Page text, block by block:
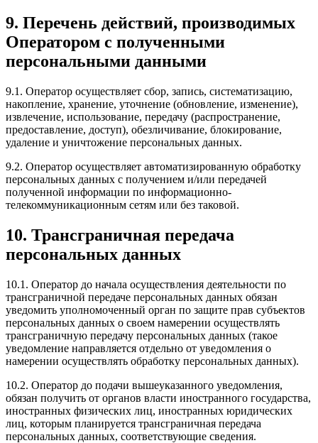
9. Перечень действий, производимых
Оператором с полученными
персональными данными
9.1. Оператор осуществляет сбор, запись, систематизацию,
накопление, хранение, уточнение (обновление, изменение),
извлечение, использование, передачу (распространение,
предоставление, доступ), обезличивание, блокирование,
удаление и уничтожение персональных данных.
9.2. Оператор осуществляет автоматизированную обработку
персональных данных с получением и/или передачей
полученной информации по информационно-
телекоммуникационным сетям или без таковой.
10. Трансграничная передача
персональных данных
10.1. Оператор до начала осуществления деятельности по
трансграничной передаче персональных данных обязан
уведомить уполномоченный орган по защите прав субъектов
персональных данных о своем намерении осуществлять
трансграничную передачу персональных данных (такое
уведомление направляется отдельно от уведомления о
намерении осуществлять обработку персональных данных).
10.2. Оператор до подачи вышеуказанного уведомления,
обязан получить от органов власти иностранного государства,
иностранных физических лиц, иностранных юридических
лиц, которым планируется трансграничная передача
персональных данных, соответствующие сведения.